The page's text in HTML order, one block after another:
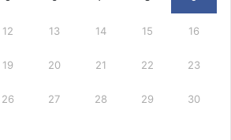
12 13 14 15 16
19 20 21 22 23
26 27 28 29 30